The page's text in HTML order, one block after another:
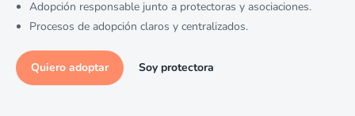
Adopción responsable junto a protectoras y asociaciones.
Procesos de adopción claros y centralizados.
Quiero adoptar Soy protectora